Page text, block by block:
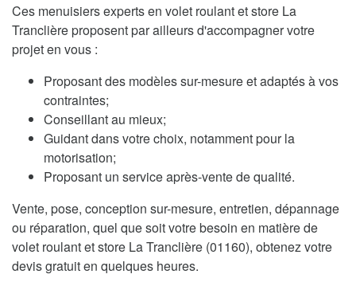
Ces menuisiers experts en volet roulant et store La
Tranclière proposent par ailleurs d'accompagner votre
projet en vous :
Proposant des modèles sur-mesure et adaptés à vos
contraintes;
Conseillant au mieux;
Guidant dans votre choix, notamment pour la
motorisation;
Proposant un service après-vente de qualité.
Vente, pose, conception sur-mesure, entretien, dépannage
ou réparation, quel que soit votre besoin en matière de
volet roulant et store La Tranclière (01160), obtenez votre
devis gratuit en quelques heures.